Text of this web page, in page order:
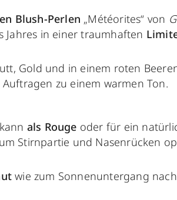
Blush-Perlen „Météorites“ von
Jahres in einer traumhaften
Gold und in einem roten
zu einem warmen Ton.
als Rouge oder für ein
Stirnpartie und Nasenrücken
wie zum Sonnenuntergang